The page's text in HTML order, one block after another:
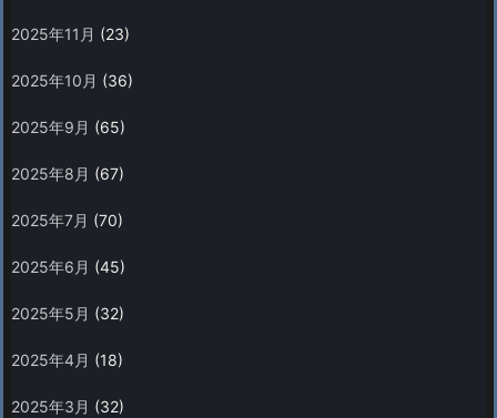
2025年11月 (23)
2025年10月 (36)
2025年9月 (65)
2025年8月 (67)
2025年7月 (70)
2025年6月 (45)
2025年5月 (32)
2025年4月 (18)
2025年3月 (32)